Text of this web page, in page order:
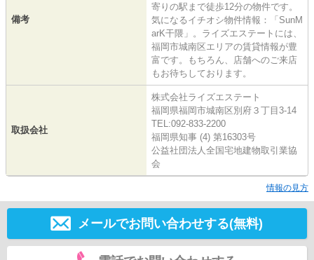
備考
寄りの駅まで徒歩12分の物件です。
気になるイチオシ物件情報：「SunM
arK干隈」。ライズエステートには、
福岡市城南区エリアの賃貸情報が豊
富です。もちろん、店舗へのご来店
もお待ちしております。
取扱会社
株式会社ライズエステート
福岡県福岡市城南区別府３丁目3-14
TEL:092-833-2200
福岡県知事 (4) 第16303号
公益社団法人全国宅地建物取引業協
会
情報の見方
メールでお問い合わせする(無料)